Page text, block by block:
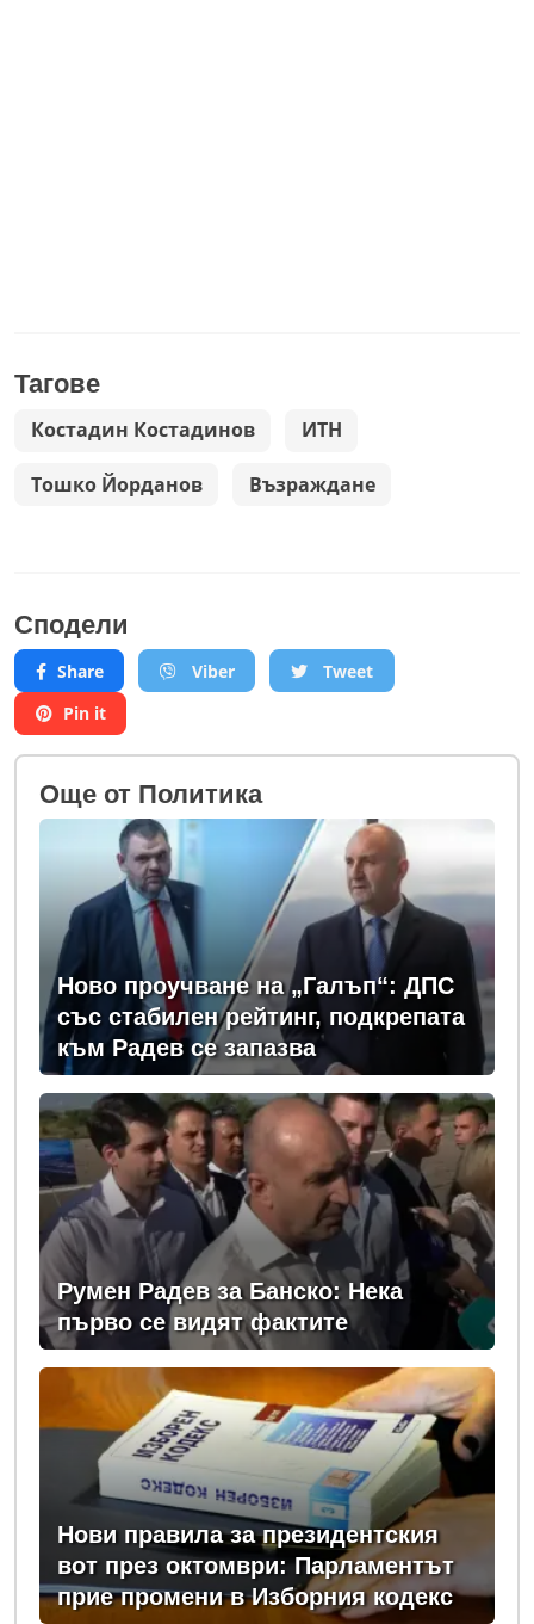
Тагове
Костадин Костадинов ИТН
Тошко Йорданов Възраждане
Сподели
Share Viber
Tweet
Pin it
Oще от Политика
Ново проучване на „Галъп“: ДПС
със стабилен рейтинг, подкрепата
към Радев се запазва
Румен Радев за Банско: Нека
първо се видят фактите
Нови правила за президентския
вот през октомври: Парламентът
прие промени в Изборния кодекс